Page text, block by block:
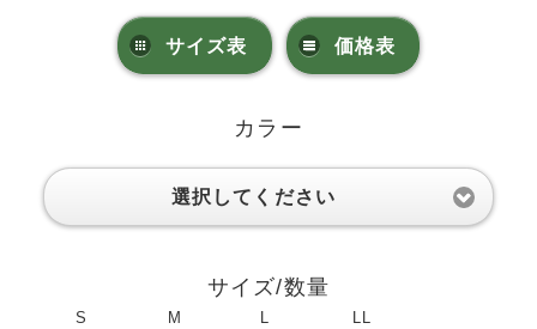
サイズ表 価格表
カラー
選択してください
サイズ/数量
S M L LL